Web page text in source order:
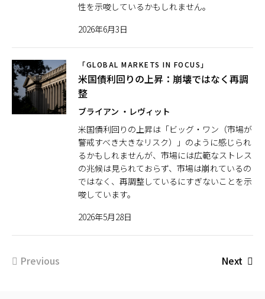
性を示唆しているかもしれません。
2026年6月3日
「GLOBAL MARKETS IN FOCUS」
米国債利回りの上昇：崩壊ではなく再調
整
ブライアン ・レヴィット
米国債利回りの上昇は「ビッグ・ワン（市場が
警戒すべき大きなリスク）」のように感じられ
るかもしれませんが、市場には広範なストレス
の兆候は見られておらず、市場は崩れているの
ではなく、再調整しているにすぎないことを示
唆しています。
2026年5月28日
Previous Next